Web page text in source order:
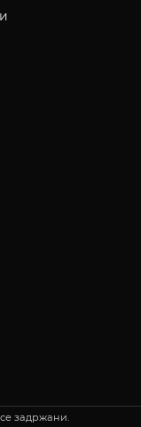
задржани.